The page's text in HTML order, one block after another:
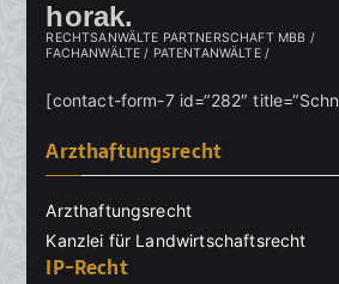
horak.
RECHTSANWÄLTE PARTNERSCHAFT MBB /
FACHANWÄLTE / PATENTANWÄLTE /
[contact-form-7 id=“282″
Arzthaftungsrecht
Arzthaftungsrecht
Kanzlei für Landwirtschaftsrecht
IP-Recht